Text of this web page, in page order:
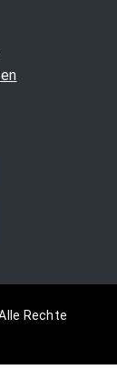
Rechte